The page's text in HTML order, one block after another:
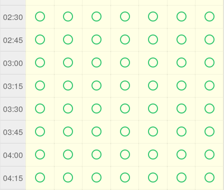
02:30       
02:45       
03:00       
03:15       
03:30       
03:45       
04:00       
04:15       